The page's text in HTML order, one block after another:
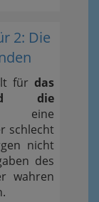
2: Die
für das
die
schlecht
nicht
des
wahren